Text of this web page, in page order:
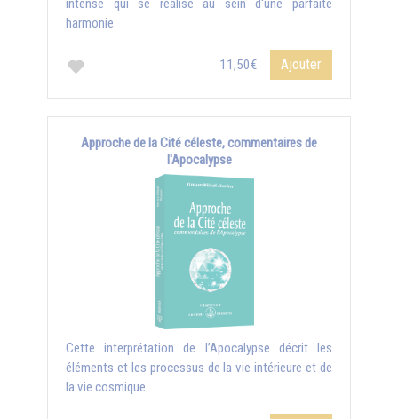
intense qui se réalise au sein d'une parfaite
harmonie.
11,50€ Ajouter
Approche de la Cité céleste, commentaires de
l'Apocalypse
Cette interprétation de l’Apocalypse décrit les
éléments et les processus de la vie intérieure et de
la vie cosmique.